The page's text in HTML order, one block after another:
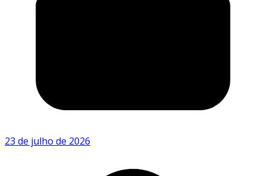
23 de julho de 2026